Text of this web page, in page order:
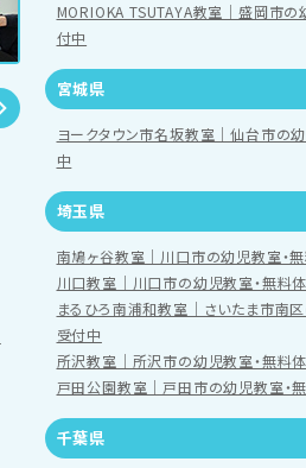
MORIOKA TSUTAYA教室｜盛岡市の
付中
宮城県
ヨークタウン市名坂教室｜仙台市の
中
埼玉県
南鳩ヶ谷教室｜川口市の幼児教室・
川口教室｜川口市の幼児教室・無料
まるひろ南浦和教室｜さいたま市南
受付中
所沢教室｜所沢市の幼児教室・無料
戸田公園教室｜戸田市の幼児教室・
千葉県